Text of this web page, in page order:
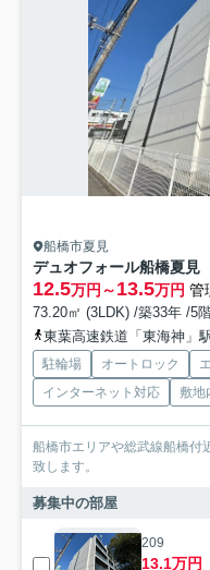
船橋市夏見
デュオフォール船橋夏見
12.5万円～13.5万円 管
73.20㎡ (3LDK) /築33年 /5
東葉高速鉄道「東海神」
駐輪場 オートロック
インターネット対応
敷地
船橋市エリアや総武線船橋付
致します。
募集中の部屋
209
13.1万円